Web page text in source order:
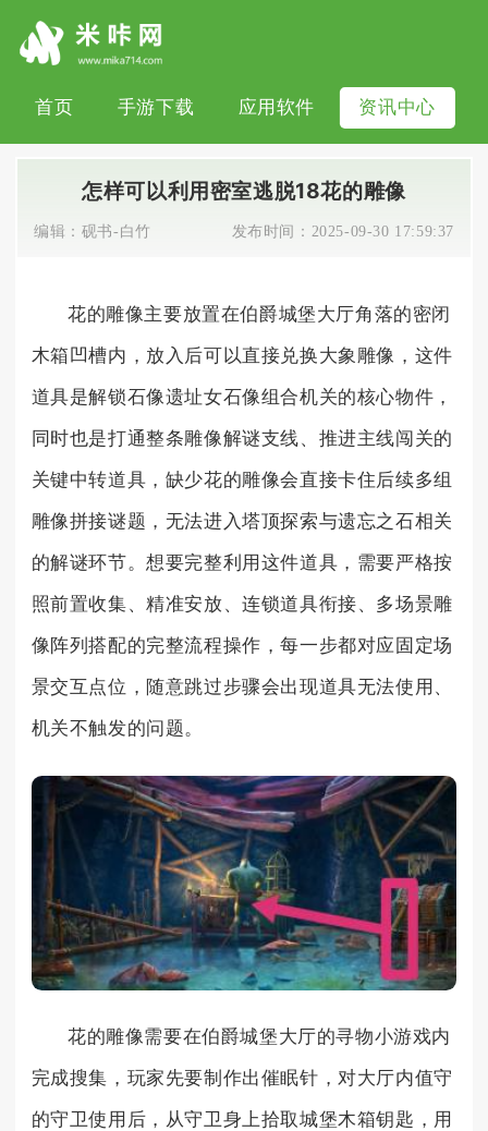
首页 手游下载 应用软件 资讯中心
怎样可以利用密室逃脱18花的雕像
编辑： 砚书-白竹 发布时间： 2025-09-30 17:59:37
花的雕像主要放置在伯爵城堡大厅角落的密闭
木箱凹槽内，放入后可以直接兑换大象雕像，这件
道具是解锁石像遗址女石像组合机关的核心物件，
同时也是打通整条雕像解谜支线、推进主线闯关的
关键中转道具，缺少花的雕像会直接卡住后续多组
雕像拼接谜题，无法进入塔顶探索与遗忘之石相关
的解谜环节。想要完整利用这件道具，需要严格按
照前置收集、精准安放、连锁道具衔接、多场景雕
像阵列搭配的完整流程操作，每一步都对应固定场
景交互点位，随意跳过步骤会出现道具无法使用、
机关不触发的问题。
花的雕像需要在伯爵城堡大厅的寻物小游戏内
完成搜集，玩家先要制作出催眠针，对大厅内值守
的守卫使用后，从守卫身上拾取城堡木箱钥匙，用